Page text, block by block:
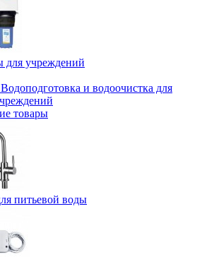
для учреждений
и водоочистка для
товары
питьевой воды